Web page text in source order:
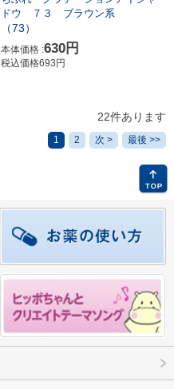
ドウ ７３ ブラウン系
（73）
本体価格 :630円
税込価格693円
22件あります
1 2 次 > 最後 >>